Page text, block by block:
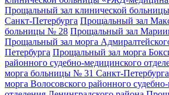
Прощальный зал клинической
Санкт-Петербурга Прощальный зал
больницы № 28 Прощальный зал
Прощальный зал морга
Петербурга Прощальный зал морга
районного судебно-медицинского
морга больницы № 31 Санкт-Петербурга
морга Волосовского районного